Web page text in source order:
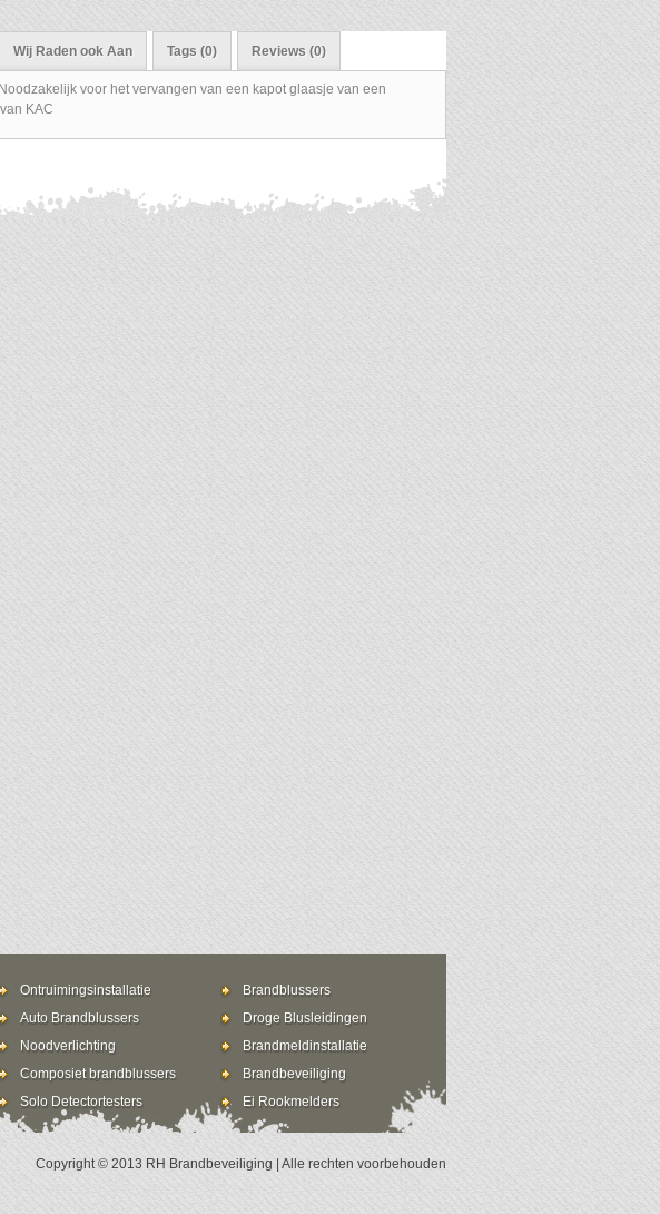
Wij Raden ook Aan Tags (0) Reviews (0)
voor het vervangen van een kapot glaasje van een
KAC
Ontruimingsinstallatie
Auto Brandblussers
Noodverlichting
Composiet brandblussers
Solo Detectortesters
Brandblussers
Droge Blusleidingen
Brandmeldinstallatie
Brandbeveiliging
Ei Rookmelders
Copyright © 2013 RH Brandbeveiliging | Alle rechten voorbehouden